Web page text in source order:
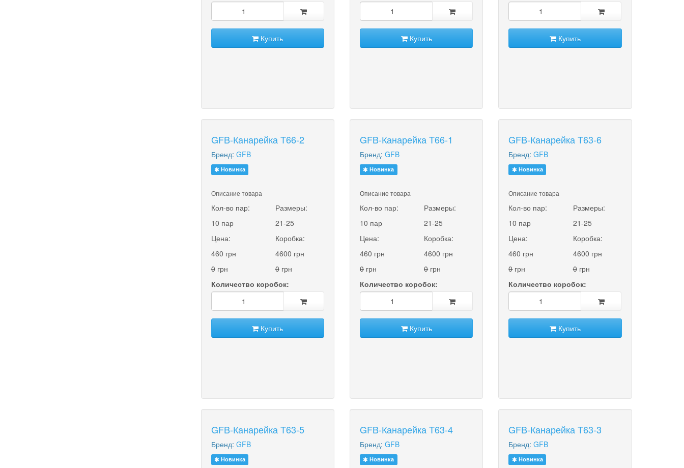
Купить Купить Купить
GFB-Канарейка T66-2
Бренд: GFB
Новинка
Описание товара
Кол-во пар:
10 пар
Размеры:
21-25
Цена:
460 грн
0грн
Коробка:
4600 грн
0грн
Количество коробок:
Купить
GFB-Канарейка T66-1
Бренд: GFB
Новинка
Описание товара
Кол-во пар:
10 пар
Размеры:
21-25
Цена:
460 грн
0грн
Коробка:
4600 грн
0грн
Количество коробок:
Купить
GFB-Канарейка T63-6
Бренд:GFB
Новинка
Описание товара
Кол-во пар:
10 пар
Размеры:
21-25
Цена:
460 грн
0грн
Коробка:
4600 грн
0грн
Количество коробок:
Купить
GFB-Канарейка T63-5
Бренд: GFB
Новинка
GFB-Канарейка T63-4
Бренд: GFB
Новинка
GFB-Канарейка T63-3
Бренд:GFB
Новинка